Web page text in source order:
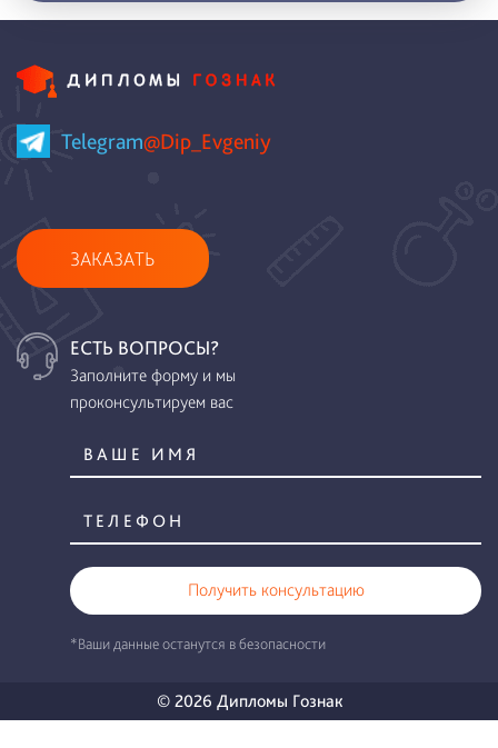
Telegram@Dip_Evgeniy
ЗАКАЗАТЬ
ЕСТЬ ВОПРОСЫ?
Заполните форму и мы
проконсультируем вас
Получить консультацию
*Ваши данные останутся в безопасности
© 2026 Дипломы Гознак